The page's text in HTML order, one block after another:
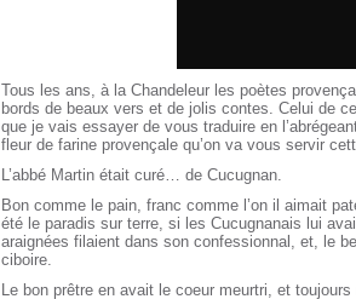
Tous les ans, à la Chandeleur les poètes
bords de beaux vers et de jolis contes. Celui de
que je vais essayer de vous traduire en
fleur de farine provençale qu’on va vous servir
L’abbé Martin était curé… de Cucugnan.
Bon comme le pain, franc comme l’on il aimait
été le paradis sur terre, si les Cucugnanais lui
araignées filaient dans son confessionnal, et, le
ciboire.
Le bon prêtre en avait le coeur meurtri, et